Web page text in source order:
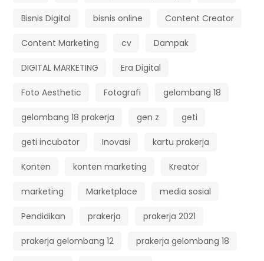
Bisnis Digital bisnis online Content Creator
Content Marketing cv Dampak
DIGITAL MARKETING Era Digital
Foto Aesthetic Fotografi gelombang 18
gelombang 18 prakerja gen z geti
geti incubator Inovasi kartu prakerja
Konten konten marketing Kreator
marketing Marketplace media sosial
Pendidikan prakerja prakerja 2021
prakerja gelombang 12 prakerja gelombang 18